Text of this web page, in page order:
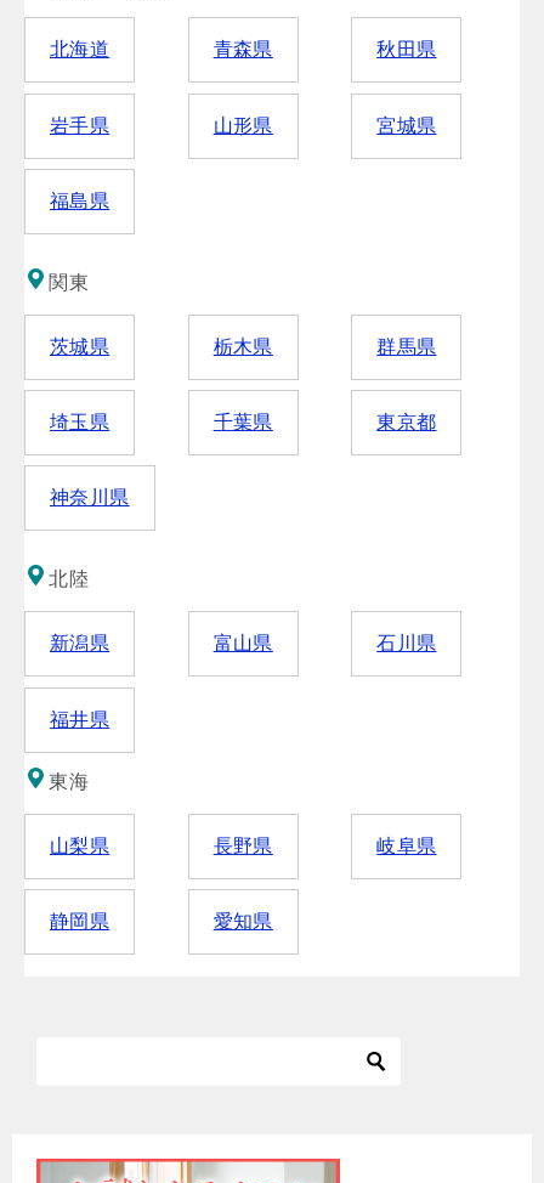
北海道 青森県 秋田県
岩手県 山形県 宮城県
福島県
関東
茨城県 栃木県 群馬県
埼玉県 千葉県 東京都
神奈川県
北陸
新潟県 富山県 石川県
福井県
東海
山梨県 長野県 岐阜県
静岡県 愛知県